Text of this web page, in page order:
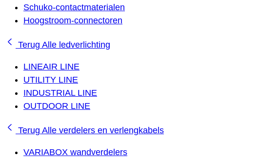
Schuko-contactmaterialen
Hoogstroom-connectoren
Terug Alle ledverlichting
LINEAIR LINE
UTILITY LINE
INDUSTRIAL LINE
OUTDOOR LINE
Terug Alle verdelers en verlengkabels
VARIABOX wandverdelers